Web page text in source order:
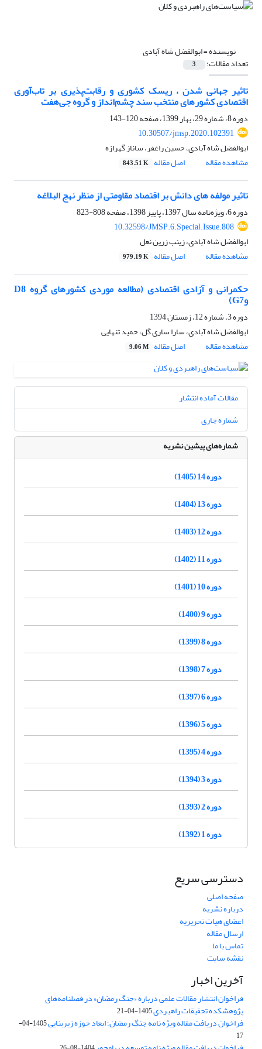
نویسنده =ابوالفضل شاه آبادی
تعداد مقالات: 3
تاثیر جهانی شدن ، ریسک کشوری و رقابت‌پذیری بر تاب‌آوری
اقتصادی کشورهای منتخب سند چشم‌انداز و گروه جی‌هفت
دوره 8، شماره 29، بهار 1399، صفحه
120-143
10.30507/jmsp.2020.102391
ابوالفضل شاه آبادی، حسین راغفر، ساناز گهرازه
مشاهده مقاله
اصل مقاله 843.51 K
تاثیر مولفه های دانش بر اقتصاد مقاومتی از منظر نهج البلاغه
دوره 6، ویژه‌نامه سال 1397، پاییز 1398، صفحه
808-823
10.32598/JMSP.6.Special.Issue.808
ابوالفضل شاه آبادی، زینب زرین نعل
مشاهده مقاله
اصل مقاله 979.19 K
حکمرانی و آزادی اقتصادی (مطالعه موردی کشورهای گروه D8
وG7)
دوره 3، شماره 12، زمستان 1394
ابوالفضل شاه آبادی، سارا ساری گل، حمید تنهایی
مشاهده مقاله
اصل مقاله 9.06 M
مقالات آماده انتشار
شماره جاری
شماره‌های پیشین نشریه
دوره 14 (1405)
دوره 13 (1404)
دوره 12 (1403)
دوره 11 (1402)
دوره 10 (1401)
دوره 9 (1400)
دوره 8 (1399)
دوره 7 (1398)
دوره 6 (1397)
دوره 5 (1396)
دوره 4 (1395)
دوره 3 (1394)
دوره 2 (1393)
دوره 1 (1392)
دسترسی سریع
صفحه اصلی
درباره نشریه
اعضای هیات تحریریه
ارسال مقاله
تماس با ما
نقشه سایت
آخرین اخبار
فراخوان انتشار مقالات علمی درباره «جنگ رمضان» در فصلنامه‌های
پژوهشکده تحقیقات راهبردی1405-04-21
فراخوان دریافت مقاله ویژه نامه جنگ رمضان؛ ابعاد حوزه زیربنایی
1405-04-
17